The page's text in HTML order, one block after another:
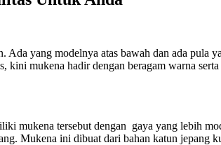
yang modelnya atas bawah dan ada pula
mukena hadir dengan beragam warna
mukena tersebut dengan gaya yang lebih
Mukena ini dibuat dari bahan katun jepang